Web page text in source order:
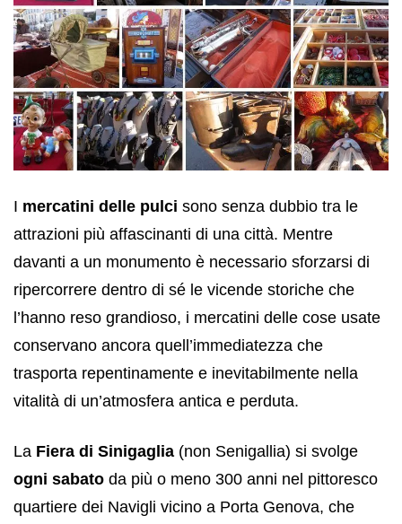
I mercatini delle pulci sono senza dubbio tra le
attrazioni più affascinanti di una città. Mentre
davanti a un monumento è necessario sforzarsi di
ripercorrere dentro di sé le vicende storiche che
l’hanno reso grandioso, i mercatini delle cose usate
conservano ancora quell’immediatezza che
trasporta repentinamente e inevitabilmente nella
vitalità di un’atmosfera antica e perduta.
La Fiera di Sinigaglia (non Senigallia) si svolge
ogni sabato da più o meno 300 anni nel pittoresco
quartiere dei Navigli vicino a Porta Genova, che